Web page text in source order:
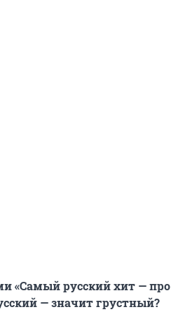
«Самый русский хит — про
— значит грустный?